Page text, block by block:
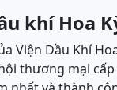
khí Hoa
Viện Dầu Khí
thương mại cấp